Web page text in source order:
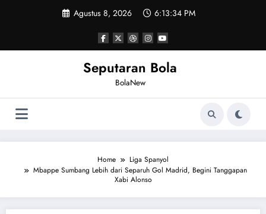
Agustus 8, 2026 6:13:34 PM
Seputaran Bola
BolaNew
Home
Liga Spanyol
Mbappe Sumbang Lebih dari Separuh Gol Madrid, Begini Tanggapan
Xabi Alonso